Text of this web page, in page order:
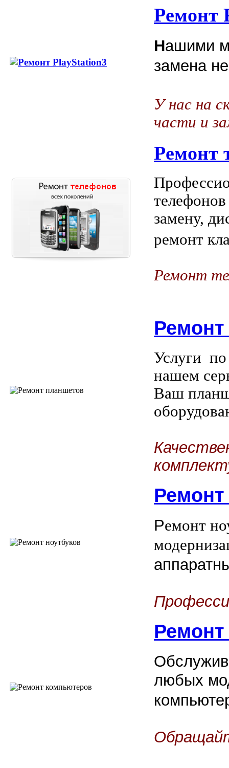
Ремонт
Нашими
замена
У нас на
части и
Ремонт
замену,
ремонт
Ремонт
Услуги
нашем
Ваш
Ремонт
Ремонт
любых